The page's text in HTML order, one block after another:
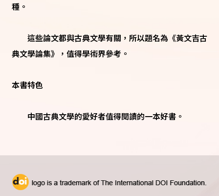
種。
這些論文都與古典文學有關，所以題名為《黃文吉古
典文學論集》，值得學術界參考。
本書特色
中國古典文學的愛好者值得閱讀的一本好書。